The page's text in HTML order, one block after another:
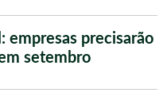
empresas precisarão
setembro